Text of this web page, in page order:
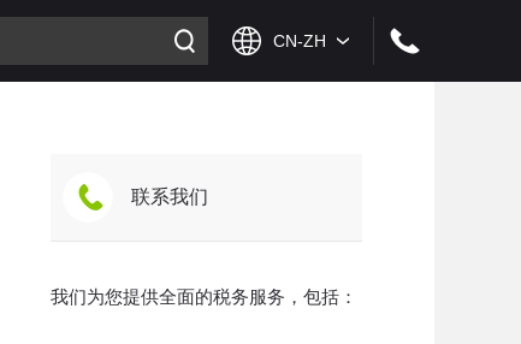
联系我们
我们为您提供全面的税务服务，包括：